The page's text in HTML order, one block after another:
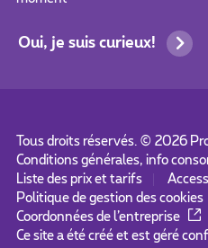
Oui, je suis curieux!
Tous droits réservés. © 2026
Conditions générales, info
Liste des prix et tarifs
Politique de gestion des cookies
Coordonnées de l’entreprise
Ce site a été créé et est géré